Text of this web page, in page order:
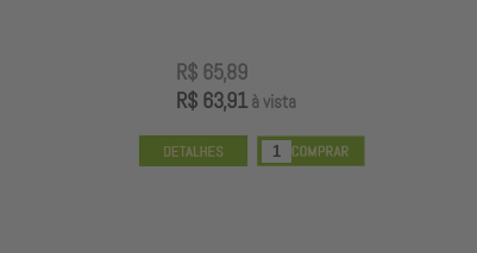
R$ 65,89
R$ 63,91à vista